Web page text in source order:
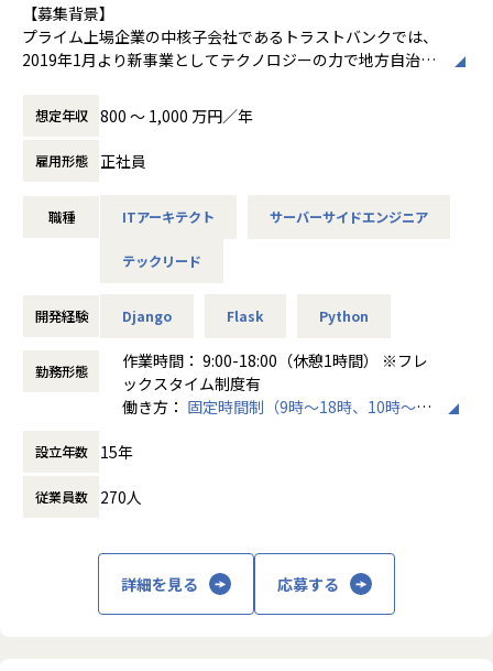
【募集背景】
プライム上場企業の中核子会社であるトラストバンクでは、
2019年1月より新事業としてテクノロジーの力で地方自治体
ク事業を推進しています。
【デジタルの力で行政と地域をアップデートするパブリテッ
ク事業】
適切なデジタル
多くの地域では高齢化・人口減少が進んで行き、地域が抱え
その一方で、これまで地域を支えてきた行政職員の数は減少
地域を支える行政職員が地域に対して十分な業務ができなく
なると、これまで行政職員が対応していた福祉サービスや災
自立的な持続可能性が維持できなくなります。
行政職員や地域に提供し、地域の発展を支援することをミッ
【急成長するパブリテック事業】
2019年1月より事業を開始したパブリテック事業は、弊社の
ふるさとチョイス以外の新規事業として、第2の中核事業と
想定年収 800 〜 1,000 万円／年
雇用形態 正社員
職種 ITアーキテクト サーバーサイドエンジニア
テックリード
開発経験 Django Flask Python
勤務形態
作業時間： 9:00-18:00（休憩1時間） ※フレ
ックスタイム制度有
働き方： 固定時間制（9時～18時、10時～19
時間外労働の有無： 有（月平均10時間～20
休憩時間： 60分
設立年数 15年
従業員数 270人
詳細を見る 応募する